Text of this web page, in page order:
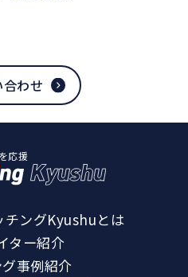
わせ
応援
チングKyushuとは
ター紹介
事例紹介